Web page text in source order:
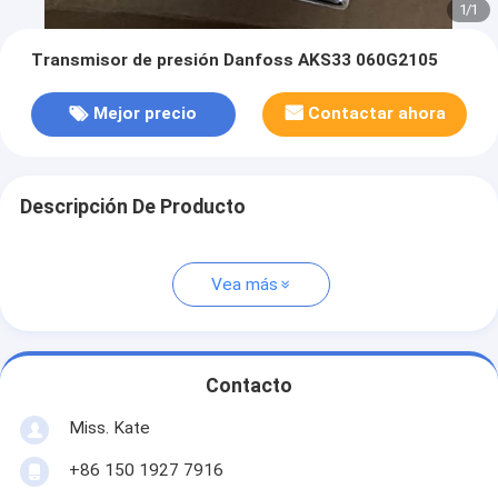
1/1
Transmisor de presión Danfoss AKS33 060G2105
Mejor precio Contactar ahora
Descripción De Producto
Vea más
Contacto
Miss. Kate
+86 150 1927 7916